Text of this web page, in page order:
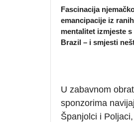
Fascinacija
emancipacije iz
mentalitet izmjeste
Brazil – i smjesti
U zabavnom
sponzorima
Španjolci i